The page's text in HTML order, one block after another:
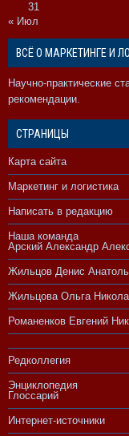
31
« Июл
ВСЁ О МАРКЕТИНГЕ И
Научно-практические
рекомендации.
СТРАНИЦЫ
Карта сайта
Маркетинг и логистика
Написать в редакцию
Наша команда
Арский Александр
Жильцов Денис
Жильцова Ольга
Романенков Евгений
Редколлегия
Энциклопедия
Глоссарий
Интернет-источники